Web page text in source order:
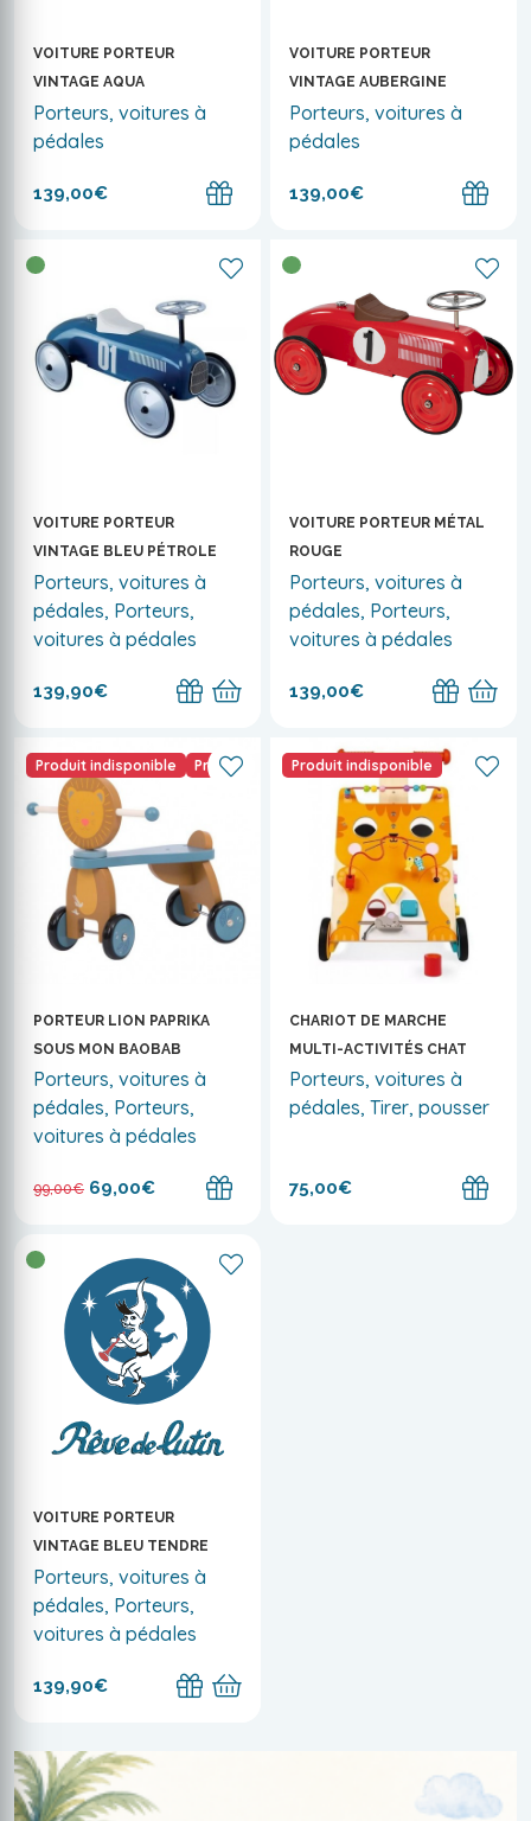
VOITURE PORTEUR
VINTAGE AQUA
Porteurs, voitures à
pédales
139,00€
VOITURE PORTEUR
VINTAGE AUBERGINE
Porteurs, voitures à
pédales
139,00€
VOITURE PORTEUR
VINTAGE BLEU PÉTROLE
Porteurs, voitures à
pédales, Porteurs,
voitures à pédales
139,90€
VOITURE PORTEUR MÉTAL
ROUGE
Porteurs, voitures à
pédales, Porteurs,
voitures à pédales
139,00€
Produit indisponible Promo
PORTEUR LION PAPRIKA
SOUS MON BAOBAB
Porteurs, voitures à
pédales, Porteurs,
voitures à pédales
99,00€ 69,00€
Produit indisponible
CHARIOT DE MARCHE
MULTI-ACTIVITÉS CHAT
Porteurs, voitures à
pédales, Tirer, pousser
75,00€
VOITURE PORTEUR
VINTAGE BLEU TENDRE
Porteurs, voitures à
pédales, Porteurs,
voitures à pédales
139,90€